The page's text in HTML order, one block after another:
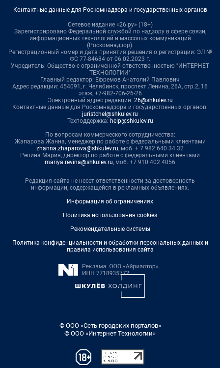
Контактные данные для Роскомнадзора и государственных органов
Сетевое издание «26.ру» (18+)
Зарегистрировано Федеральной службой по надзору в сфере связи,
информационных технологий и массовых коммуникаций
(Роскомнадзор).
Регистрационный номер и дата принятия решения о регистрации: ЭЛ №
ФС 77-84684 от 06.02.2023 г.
Учредитель: Общество с ограниченной ответственностью "ИНТЕРНЕТ
ТЕХНОЛОГИИ"
Главный редактор: Ефремов Анатолий Павлович
Адрес редакции: 454091, г. Челябинск, проспект Ленина, 26А, стр.2, 16
этаж, +7-982-706-26-26
Электронный адрес редакции: 26@shkulev.ru
Контактные данные для Роскомнадзора и государственных органов:
juristchel@shkulev.ru
Техподдержка: help@shkulev.ru
По вопросам коммерческого сотрудничества:
Жапарова Жанна, менеджер по работе с федеральными клиентами
zhanna.zhaparova@shkulev.ru, моб. + 7 982 640 34 32
Ревина Мария, директор по работе с федеральными клиентами
mariya.revina@shkulev.ru, моб. +7 910 402 4056
Редакция сайта не несет ответственности за достоверность
информации, содержащейся в рекламных объявлениях.
Информация об ограничениях
Политика использования cookies
Рекомендательные системы
Политика конфиденциальности и обработки персональных данных и
правила использования сайта
© ООО «Сеть городских порталов»
© ООО «Интернет Технологии»